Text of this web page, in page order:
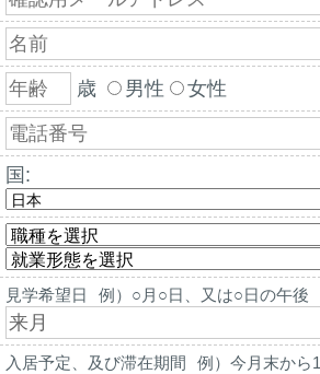
歳 男性 女性
国:
見学希望日 例）○月○日、又は○日の午後
入居予定、及び滞在期間 例）今月末から